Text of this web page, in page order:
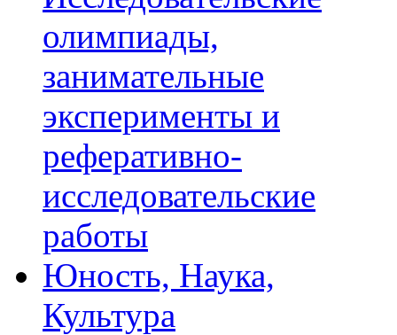
олимпиады,
занимательные
эксперименты и
реферативно-
исследовательские
работы
Юность, Наука,
Культура